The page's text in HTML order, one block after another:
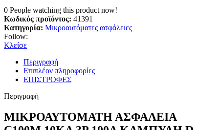
0 People watching this product now!
Κωδικός προϊόντος: 41391
Κατηγορία: Μικροαυτόματες ασφάλειες
Follow:
Κλείσε
Περιγραφή
Επιπλέον πληροφορίες
ΕΠΙΣΤΡΟΦΕΣ
Περιγραφή
ΜΙΚΡΟΑΥΤΟΜΑΤΗ ΑΣΦΑΛΕΙΑ